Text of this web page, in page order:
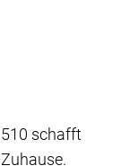
schafft